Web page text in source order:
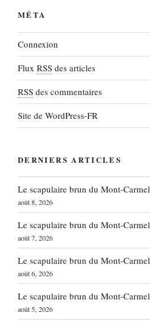
MÉTA
Connexion
Flux RSS des articles
RSS des commentaires
Site de WordPress-FR
DERNIERS ARTICLES
Le scapulaire brun du Mont-Carmel
août 8, 2026
Le scapulaire brun du Mont-Carmel
août 7, 2026
Le scapulaire brun du Mont-Carmel
août 6, 2026
Le scapulaire brun du Mont-Carmel
août 5, 2026